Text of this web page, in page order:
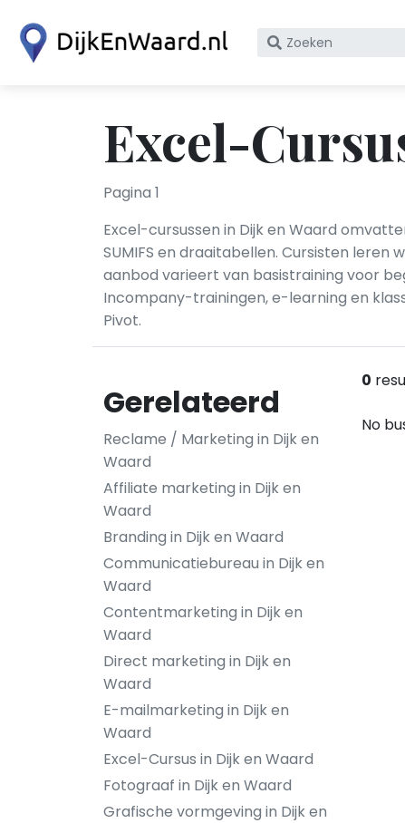
Zoek
KvK
nummer
Excel-
Pagina 1
Excel-cursussen in Dijk en Waard
SUMIFS en draaitabellen. Cursisten
aanbod varieert van basistraining voor
Incompany-trainingen, e-learning en
Pivot.
Gerelateerd
Reclame / Marketing in Dijk en
Waard
Affiliate marketing in Dijk en
Waard
Branding in Dijk en Waard
Communicatiebureau in Dijk en
Waard
Contentmarketing in Dijk en
Waard
Direct marketing in Dijk en
Waard
E-mailmarketing in Dijk en
Waard
Excel-Cursus in Dijk en Waard
Fotograaf in Dijk en Waard
Grafische vormgeving in Dijk en
0
No